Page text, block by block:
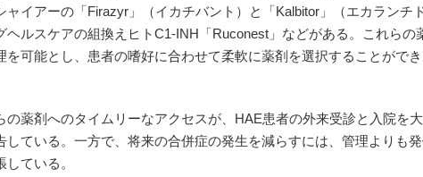
ャイアーの「Firazyr」（イカチバント）と「Kalbitor」（エカランチド
ヘルスケアの組換えヒトC1-INH「Ruconest」などがある。これらの
を可能とし、患者の嗜好に合わせて柔軟に薬剤を選択することができ
の薬剤へのタイムリーなアクセスが、HAE患者の外来受診と入院を大
している。一方で、将来の合併症の発生を減らすには、管理よりも
ている。